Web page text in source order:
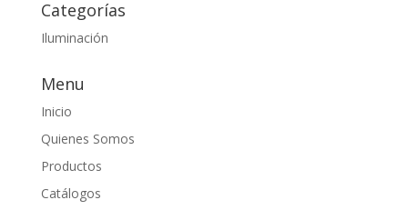
Categorías
Iluminación
Menu
Inicio
Quienes Somos
Productos
Catálogos